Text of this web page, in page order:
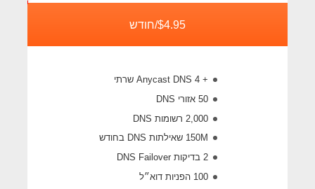
$4.95/חודש
+ 4 Anycast DNS שרתי
50 אזורי DNS
2,000 רשומות DNS
150M שאילתות DNS בחודש
2 בדיקות DNS Failover
100 הפניות דוא״ל